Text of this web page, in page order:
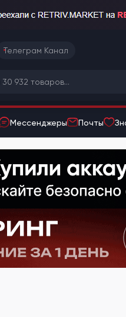
Телеграм Канал
Мессенджеры Почты